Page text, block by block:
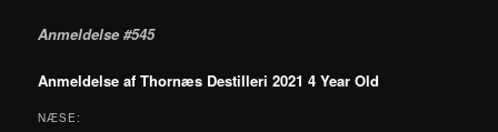
Anmeldelse #545
Anmeldelse af Thornæs Destilleri 2021 4 Year Old
NÆSE: